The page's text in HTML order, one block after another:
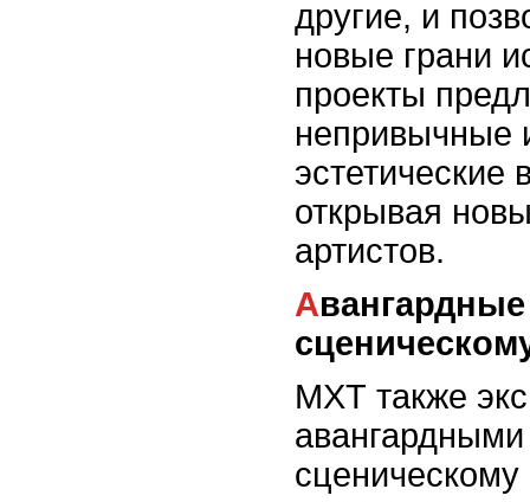
другие, и
новые грани
проекты
непривычные
эстетические
открывая
артистов.
Авангардные подходы к
МХТ также
сценическому